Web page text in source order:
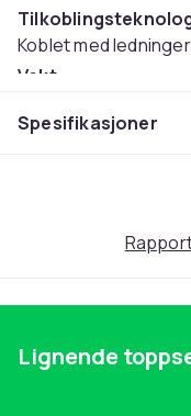
Koblet med
Vekt
Artikkel nr.
Spesifikasjoner
Lignende